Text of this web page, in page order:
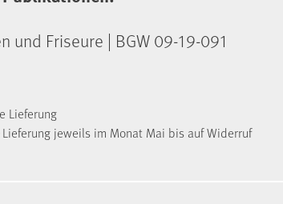
und Fri­seu­re | BGW 09-19-091
Lieferung
Lieferung jeweils im Monat Mai bis auf Widerruf